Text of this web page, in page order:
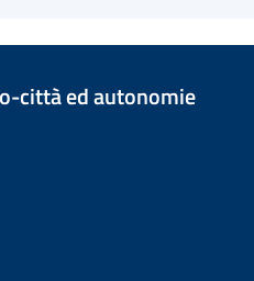
città ed autonomie